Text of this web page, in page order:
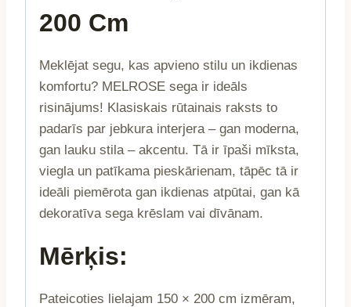
200 Cm
Meklējat segu, kas apvieno stilu un ikdienas
komfortu? MELROSE sega ir ideāls
risinājums! Klasiskais rūtainais raksts to
padarīs par jebkura interjera – gan moderna,
gan lauku stila – akcentu. Tā ir īpaši mīksta,
viegla un patīkama pieskārienam, tāpēc tā ir
ideāli piemērota gan ikdienas atpūtai, gan kā
dekoratīva sega krēslam vai dīvānam.
Mērķis:
Pateicoties lielajam 150 × 200 cm izmēram,